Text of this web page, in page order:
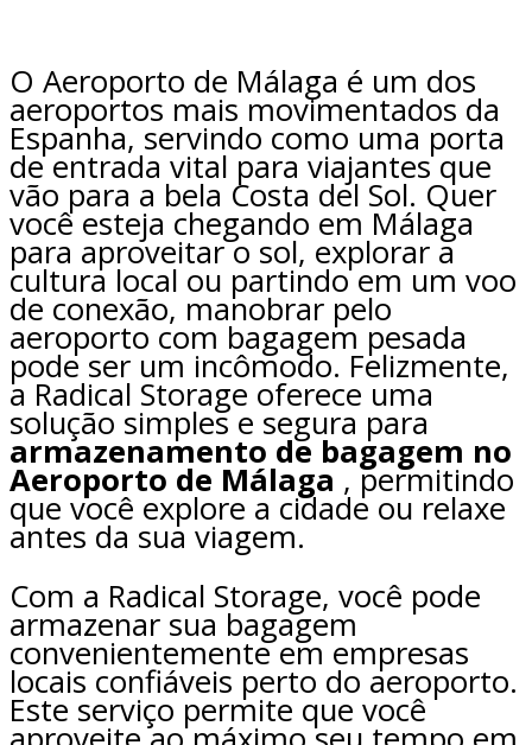
O Aeroporto de Málaga é um dos
aeroportos mais movimentados da
Espanha, servindo como uma porta
de entrada vital para viajantes que
vão para a bela Costa del Sol. Quer
você esteja chegando em Málaga
para aproveitar o sol, explorar a
cultura local ou partindo em um voo
de conexão, manobrar pelo
aeroporto com bagagem pesada
pode ser um incômodo. Felizmente,
a Radical Storage oferece uma
solução simples e segura para
armazenamento de bagagem no
Aeroporto de Málaga , permitindo
que você explore a cidade ou relaxe
antes da sua viagem.
Com a Radical Storage, você pode
armazenar sua bagagem
convenientemente em empresas
locais confiáveis perto do aeroporto.
Este serviço permite que você